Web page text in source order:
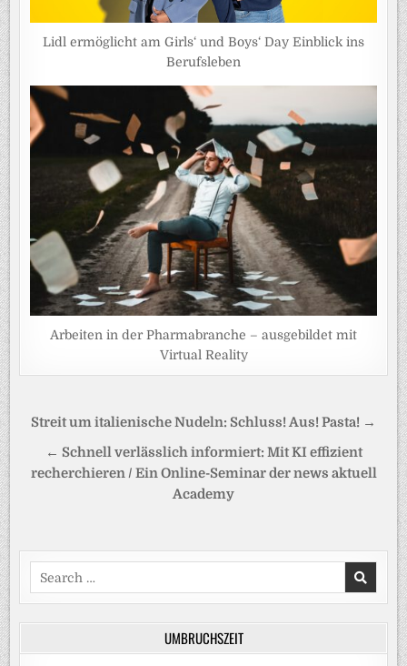
Lidl ermöglicht am Girls‘ und Boys‘ Day Einblick ins
Berufsleben
Arbeiten in der Pharmabranche – ausgebildet mit
Virtual Reality
Beitragsnavigation
Streit um italienische Nudeln: Schluss! Aus! Pasta! →
← Schnell verlässlich informiert: Mit KI effizient
recherchieren / Ein Online-Seminar der news aktuell
Academy
Search
for:
UMBRUCHSZEIT